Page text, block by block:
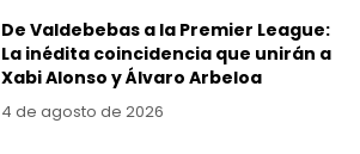
De Valdebebas a la Premier League:
La inédita coincidencia que unirán a
Xabi Alonso y Álvaro Arbeloa
4 de agosto de 2026